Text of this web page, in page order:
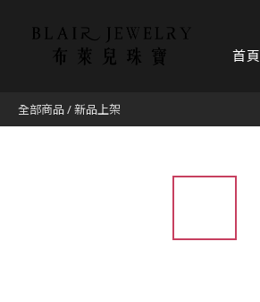
首頁
全部商品/新品上架